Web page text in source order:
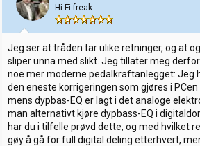
Hi-Fi freak
Jeg ser at tråden tar ulike retninger, og at
sliper unna med slikt. Jeg tillater meg
noe mer moderne pedalkraftanlegget: Jeg
den eneste korrigeringen som gjøres i
mens dypbas-EQ er lagt i det analoge
man alternativt kjøre dypbass-EQ i
har du i tilfelle prøvd dette, og med hvilket
gøy å gå for full digital deling etterhvert,